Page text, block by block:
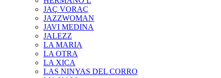
JAÇ VORAÇ
JAZZWOMAN
JAVI MEDINA
JALEZZ
LA MARIA
LA OTRA
LA XICA
LAS NINYAS DEL CORRO